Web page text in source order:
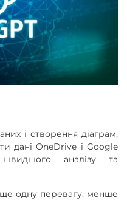
і створення діаграм,
дані OneDrive і Google
аналізу та
одну перевагу: менше